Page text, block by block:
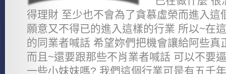
得理財 至少也不會為了貪慕虛榮而進入這
願意又不得已的進入這樣的行業 所以~在
的同業者喊話 希望妳們把機會讓給阿些真
而且~還要跟那些不肖業者喊話 可以不要
一些小妹妹嗎? 我們這個行業可是有五千